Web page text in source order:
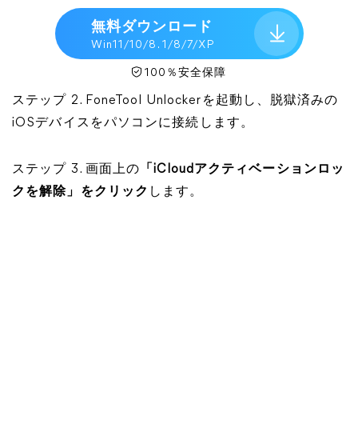
無料ダウンロード
Win11/10/8. 1/8/7/XP
100％安全保障
ステップ 2. FoneTool Unlockerを起動し、脱獄済みの
iOSデバイスをパソコンに接続します。
ステップ 3. 画面上の 「iCloudアクティベーションロッ
クを解除」をクリック します。